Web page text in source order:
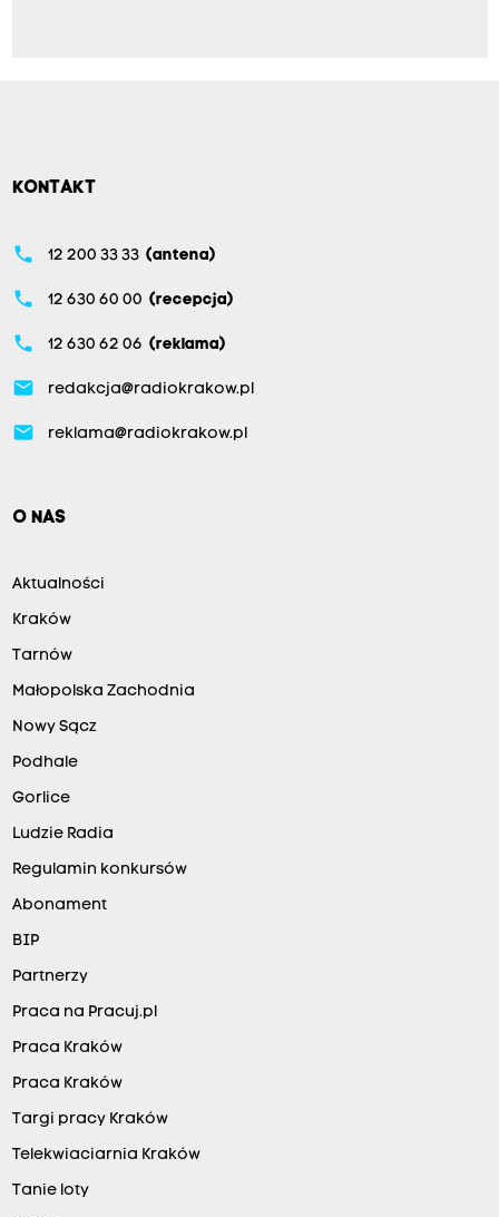
KONTAKT
phone 12 200 33 33 (antena)
phone 12 630 60 00 (recepcja)
phone 12 630 62 06 (reklama)
email redakcja@radiokrakow.pl
email reklama@radiokrakow.pl
O NAS
Aktualności
Kraków
Tarnów
Małopolska Zachodnia
Nowy Sącz
Podhale
Gorlice
Ludzie Radia
Regulamin konkursów
Abonament
BIP
Partnerzy
Praca na Pracuj.pl
Praca Kraków
Praca Kraków
Targi pracy Kraków
Telekwiaciarnia Kraków
Tanie loty